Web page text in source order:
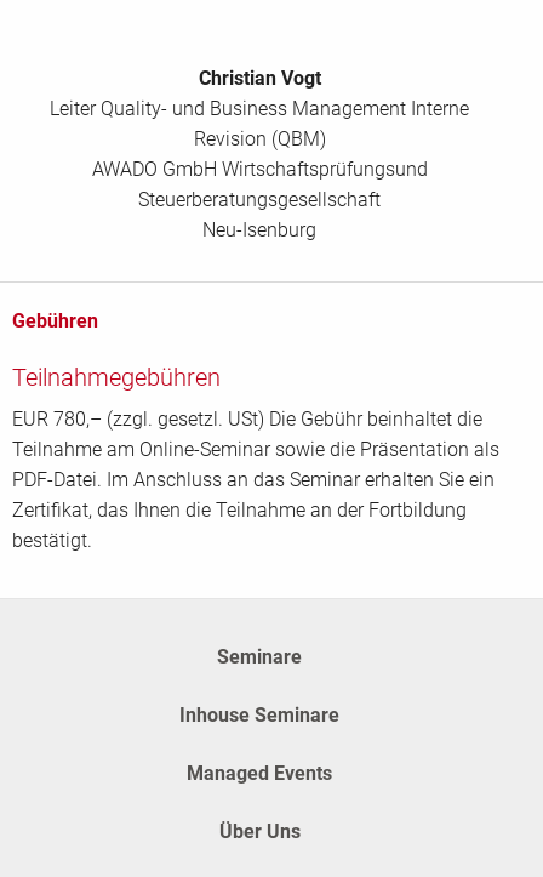
Christian Vogt
Leiter Quality- und Business Management Interne
Revision (QBM)
AWADO GmbH Wirtschaftsprüfungsund
Steuerberatungsgesellschaft
Neu-Isenburg
Gebühren
Teilnahmegebühren
EUR 780,– (zzgl. gesetzl. USt) Die Gebühr beinhaltet die
Teilnahme am Online-Seminar sowie die Präsentation als
PDF-Datei. Im Anschluss an das Seminar erhalten Sie ein
Zertifikat, das Ihnen die Teilnahme an der Fortbildung
bestätigt.
Seminare
Inhouse Seminare
Managed Events
Über Uns